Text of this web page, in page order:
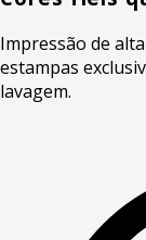
Impressão de
estampas
lavagem.